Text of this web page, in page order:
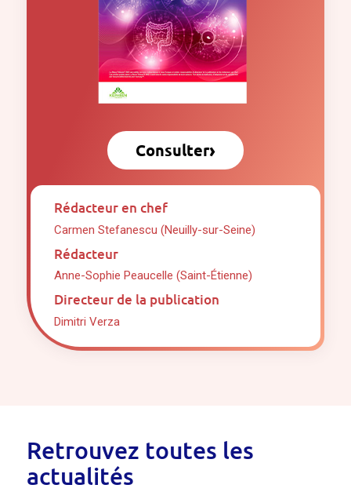
Consulter›
Rédacteur en chef
Carmen Stefanescu (Neuilly-sur-Seine)
Rédacteur
Anne-Sophie Peaucelle (Saint-Étienne)
Directeur de la publication
Dimitri Verza
Retrouvez toutes les
actualités